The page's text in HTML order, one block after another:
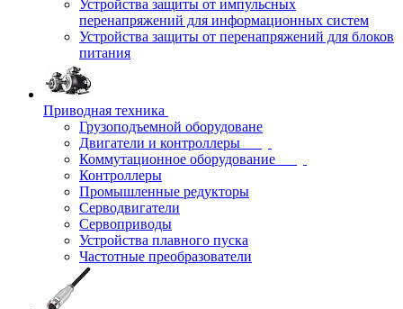
Устройства защиты от импульсных
перенапряжений для информационных систем
Устройства защиты от перенапряжений для блоков
питания
Приводная техника
Грузоподъемной оборудоване
Двигатели и контроллеры
Коммутационное оборудование
Контроллеры
Промышленные редукторы
Серводвигатели
Сервоприводы
Устройства плавного пуска
Частотные преобразователи